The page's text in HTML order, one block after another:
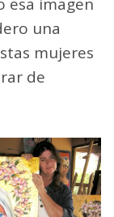
una
mujeres
de